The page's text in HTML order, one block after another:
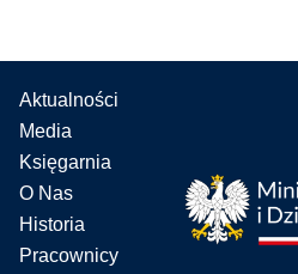
Aktualności
Media
Księgarnia
O Nas
Historia
Pracownicy